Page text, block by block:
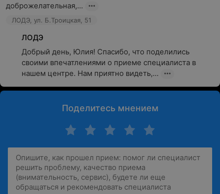
доброжелательная,...
ЛОДЭ, ул. Б.Троицкая, 51
ЛОДЭ
Добрый день, Юлия! Спасибо, что поделились
своими впечатлениями о приеме специалиста в
нашем центре. Нам приятно видеть,...
Поделитесь мнением